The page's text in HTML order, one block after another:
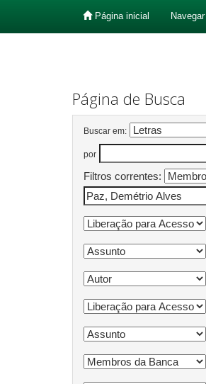
Página inicial Navegar
Página de Busca
Buscar em:
por
Filtros correntes: